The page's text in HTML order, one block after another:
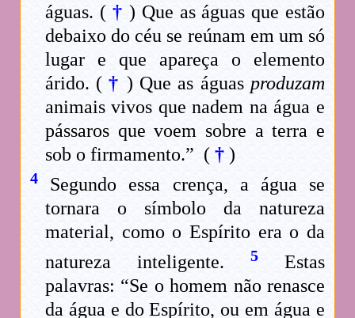
águas. (†) Que as águas que estão
debaixo do céu se reúnam em um só
lugar e que apareça o elemento
árido. ( † ) Que as águas produzam
animais vivos que nadem na água e
pássaros que voem sobre a terra e
sob o firmamento.” ( †)
4 Segundo essa crença, a água se
tornara o símbolo da natureza
material, como o Espírito era o da
natureza inteligente. 5Estas
palavras: “Se o homem não renasce
da água e do Espírito, ou em água e